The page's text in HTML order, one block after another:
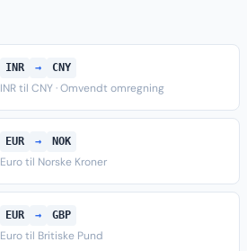
INR → CNY
INR til CNY · Omvendt omregning
EUR → NOK
Euro til Norske Kroner
EUR → GBP
Euro til Britiske Pund